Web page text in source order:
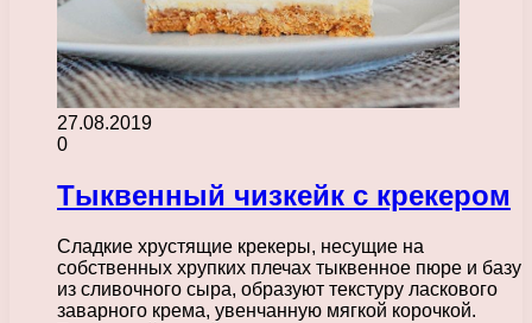
27.08.2019
0
Тыквенный чизкейк с крекером
Сладкие хрустящие крекеры, несущие на
собственных хрупких плечах тыквенное пюре и базу
из сливочного сыра, образуют текстуру ласкового
заварного крема, увенчанную мягкой корочкой.